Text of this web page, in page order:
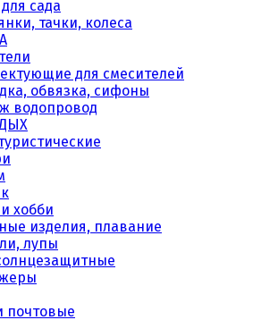
сада
тачки, колеса
для смесителей
обвязка, сифоны
водопровод
хобби
изделия, плавание
лупы
почтовые